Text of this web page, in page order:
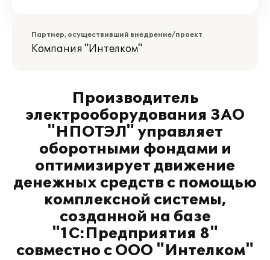
Партнер, осуществивший внедрение/проект
Компания "Интелком"
Производитель
электрооборудования ЗАО
"НПОТЭЛ" управляет
оборотными фондами и
оптимизирует движение
денежных средств с помощью
комплексной системы,
созданной на базе
"1С:Предприятия 8"
совместно с ООО "Интелком"